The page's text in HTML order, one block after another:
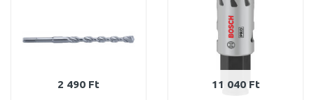
2 490 Ft 11 040 Ft